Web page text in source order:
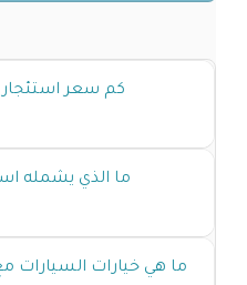
كم سعر
ما الذي يشمله
ما هي خيارات